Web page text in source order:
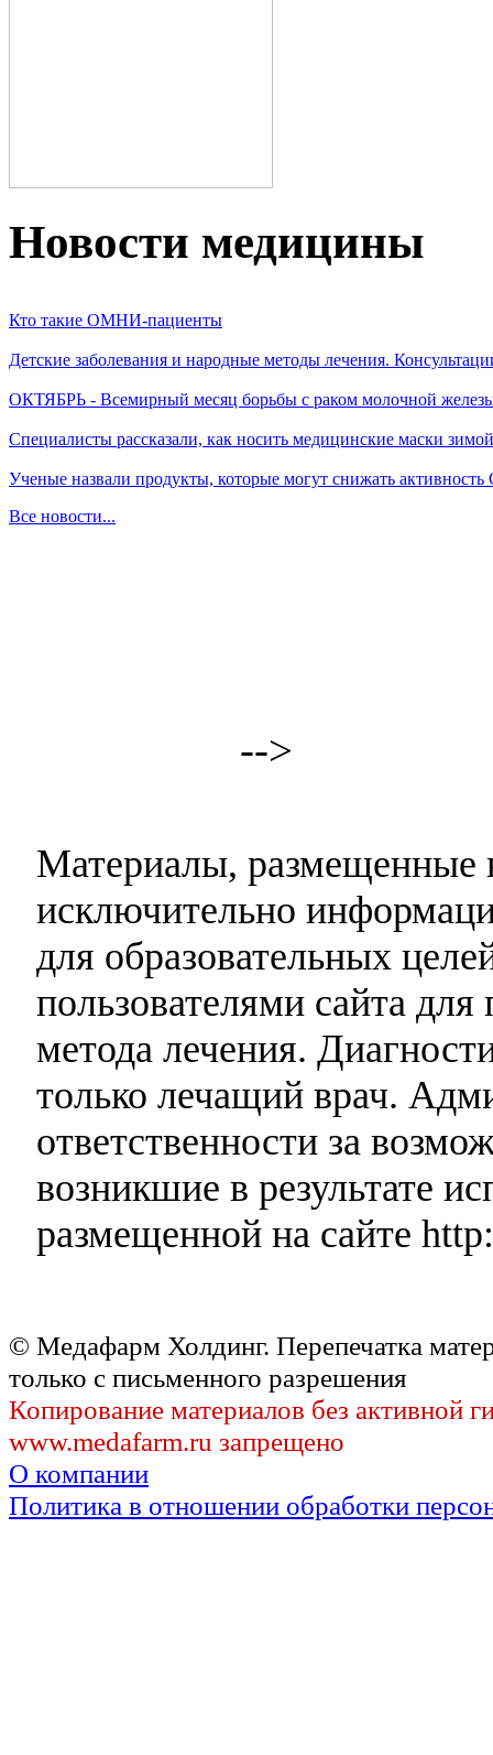
Новости медицины
Кто такие ОМНИ-пациенты
Детские заболевания и народные методы лечения.
ОКТЯБРЬ - Всемирный месяц борьбы с раком молочной
Специалисты рассказали, как носить медицинские маски зимой
Ученые назвали продукты, которые могут снижать
Все новости...
-->
Материалы, размещенные
исключительно
для образовательных
пользователями сайта
метода лечения.
только лечащий врач.
ответственности за
возникшие в результате
размещенной на сайте
© Медафарм Холдинг. Перепечатка
только с письменного разрешения
Копирование материалов без активной
www.medafarm.ru запрещено
О компании
Политика в отношении обработки